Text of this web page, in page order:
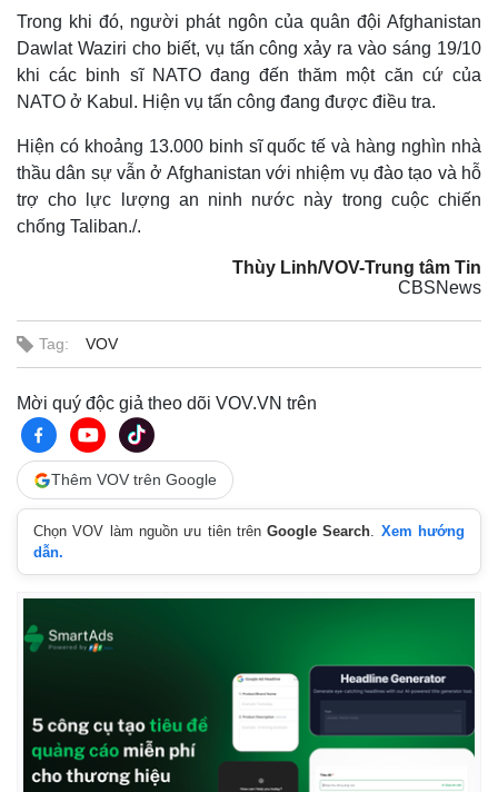
Trong khi đó, người phát ngôn của quân đội Afghanistan
Dawlat Waziri cho biết, vụ tấn công xảy ra vào sáng 19/10
khi các binh sĩ NATO đang đến thăm một căn cứ của
NATO ở Kabul. Hiện vụ tấn công đang được điều tra.
Hiện có khoảng 13.000 binh sĩ quốc tế và hàng nghìn nhà
thầu dân sự vẫn ở Afghanistan với nhiệm vụ đào tạo và hỗ
trợ cho lực lượng an ninh nước này trong cuộc chiến
chống Taliban./.
Thùy Linh/VOV-Trung tâm Tin
CBSNews
Tag: VOV
Mời quý độc giả theo dõi VOV.VN trên
Thêm VOV trên Google
Chọn VOV làm nguồn ưu tiên trênGoogle Search. Xem hướng
dẫn.